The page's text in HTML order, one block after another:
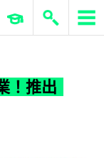
ERP 與商業 AI
！推出